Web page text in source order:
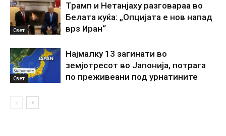
Свет
Трамп и Нетанјаху разговараа во
Белата куќа: „Опцијата е нов напад
врз Иран“
Свет
Најмалку 13 загинати во
земјотресот во Јапонија, потрага
по преживеани под урнатините